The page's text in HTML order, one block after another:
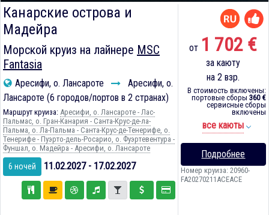
Канарские острова и
Мадейра
Морской круиз на лайнере MSC
Fantasia
Аресифи, о. Лансароте
Аресифи, о.
Лансароте (6 городов/портов в 2 странах)
Маршрут круиза: Аресифи, о. Лансароте - Лас-
Пальмас, о. Гран-Канария - Санта-Крус-де-ла-
Пальма, о. Ла-Пальма - Санта-Крус-де-Тенерифе, о.
Тенерифе - Пуэрто-дель-Росарио, о. Фуэртевентура -
Фуншал, о. Мадейра - Аресифи, о. Лансароте
6 ночей 11.02.2027 - 17.02.2027
от 1 702 €
за каюту
на 2 взр.
В стоимость включены:
портовые сборы 360 €
сервисные сборы
включены
все каюты
Подробнее
Номер круиза: 20960-
FA20270211ACEACE